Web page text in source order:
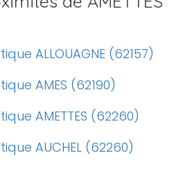
ALLOUAGNE (62157)
AMES (62190)
AMETTES (62260)
AUCHEL (62260)